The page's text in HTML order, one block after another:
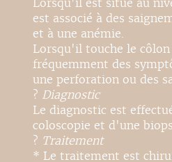
Lorsqu'il est situé au
est associé à des
et à une anémie.
Lorsqu'il touche le côlon
fréquemment des
une perforation ou des
? Diagnostic
Le diagnostic est
coloscopie et d'une
? Traitement
* Le traitement est